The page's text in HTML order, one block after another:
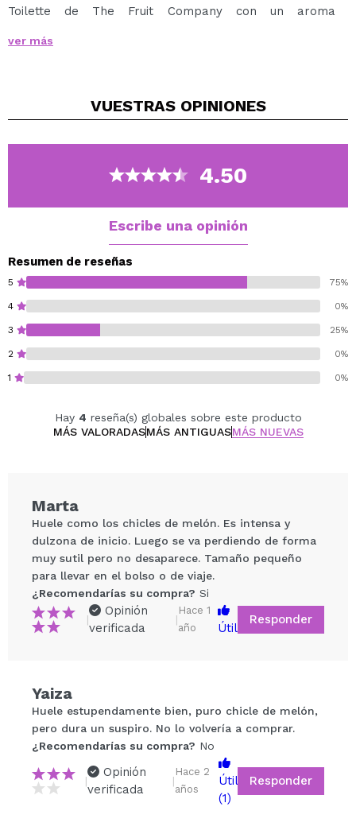
Toilette de The Fruit Company con un aroma
Cinco deliciosas fragancias con las que conseguirás un
ver más
VUESTRAS OPINIONES
4.50
Escribe una opinión
Resumen de reseñas
5 75%
4 0%
3 25%
2 0%
1 0%
Hay 4 reseña(s) globales sobre este producto
MÁS VALORADASMÁS ANTIGUASMÁS NUEVAS
¿Recomendarías su compra?
5/5
ENVIAR
Marta
Huele como los chicles de melón. Es intensa y
dulzona de inicio. Luego se va perdiendo de forma
muy sutil pero no desaparece. Tamaño pequeño
para llevar en el bolso o de viaje.
¿Recomendarías su compra? Si
|
Opinión
verificada
|
Hace 1
año
Útil
Responder
Yaiza
Huele estupendamente bien, puro chicle de melón,
pero dura un suspiro. No lo volvería a comprar.
¿Recomendarías su compra? No
|
Opinión
verificada
|
Hace 2
años
Útil
(1)
Responder